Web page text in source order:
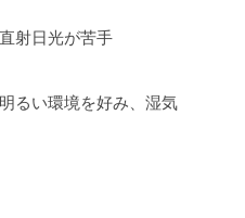
射日光が苦手
るい環境を好み、湿気